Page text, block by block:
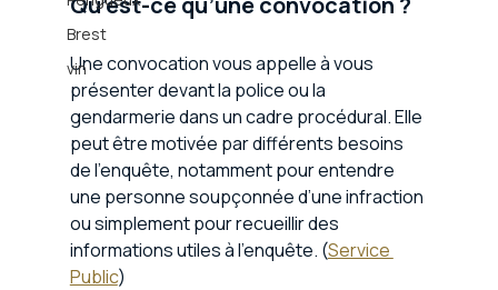
Brest
vin
Une convocation vous appelle à vous
présenter devant la police ou la
gendarmerie dans un cadre procédural. Elle
peut être motivée par différents besoins
de l’enquête, notamment pour entendre
une personne soupçonnée d’une infraction
ou simplement pour recueillir des
informations utiles à l’enquête. (Service
Public)